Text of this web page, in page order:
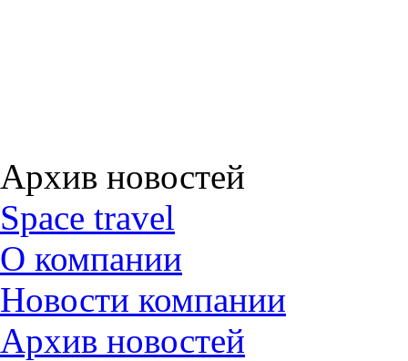
Архив новостей
Space travel
О компании
Новости компании
Архив новостей